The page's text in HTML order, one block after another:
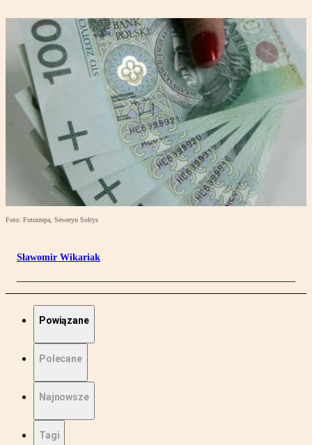
Foto: Fotorzepa, Seweryn Sołtys
Sławomir Wikariak
Powiązane
Polecane
Najnowsze
Tagi